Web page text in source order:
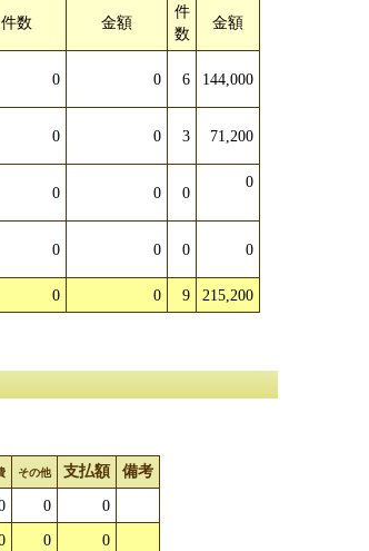
件数 金額
件
数
金額
0 0 6 144,000
0 0 3 71,200
0 0 0
0
0 0 0 0
0 0 9 215,200
その他 支払額
備考
0
0
0 0